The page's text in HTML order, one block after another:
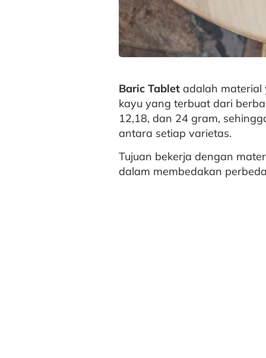
Baric Tablet adalah material
kayu yang terbuat dari
12,18, dan 24 gram,
antara setiap varietas.
Tujuan bekerja dengan
dalam membedakan